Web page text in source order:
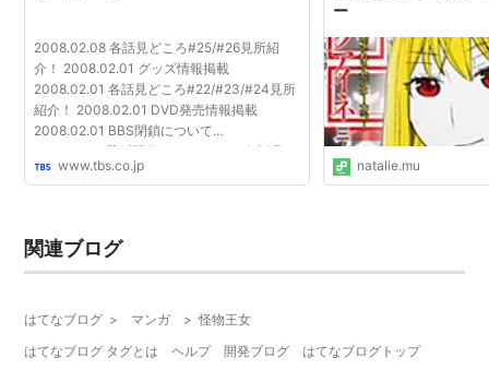
リザ：甲斐田裕子
令裡：能登麻美子
シャーウッド：清水愛
フランシスカ：森永理科
2008.02.08 各話見どころ#25/#26見所紹
介！ 2008.02.01 グッズ情報掲載
2008.02.01 各話見どころ#22/#23/#24見所
紹介！ 2008.02.01 DVD発売情報掲載
2008.02.01 BBS閉鎖について
2008.01.25 壁紙配信！ 2008.01.18 各話見ど
ころ#20/#21見所紹介！ 2008.01.11 各話見
www.tbs.co.jp
ー
natalie.mu
関連ブログ
はてなブログ > マンガ > 怪物王女
はてなブログ タグとは
ヘルプ 開発ブログ はてなブログトップ